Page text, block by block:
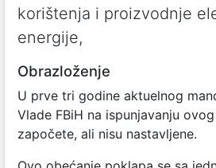
korištenja i proizvodnje
energije,
Obrazloženje
U prve tri godine aktuelnog
Vlade FBiH na ispunjavanju
započete, ali nisu nastavljene.